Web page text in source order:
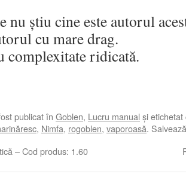
nu știu cine este autorul
cu mare drag.
complexitate ridicată.
publicat în Goblen, Lucru manual și
, Nimfa, rogoblen, vaporoasă.
– Cod produs: 1.60